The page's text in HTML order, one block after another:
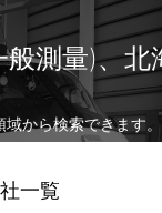
測量)、
から検索できます。
一覧